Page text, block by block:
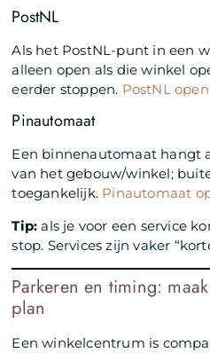
PostNL
Als het PostNL-punt in een
alleen open als die winkel
eerder stoppen. PostNL
Pinautomaat
Een binnenautomaat hangt
van het gebouw/winkel;
toegankelijk. Pinautomaat
Tip: als je voor een service
stop. Services zijn vaker
Parkeren en timing:
plan
Een winkelcentrum is